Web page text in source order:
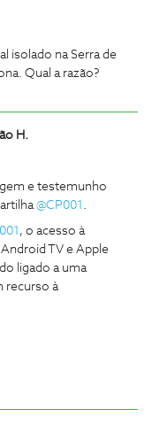
isolado na Serra de
Qual a razão?
H.
e testemunho
@CP001 .
, o acesso à
TV e Apple
ligado a uma
recurso à